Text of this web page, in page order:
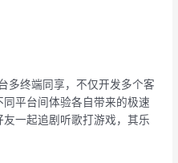
多终端同享，不仅开发多个客
平台间体验各自带来的极速
一起追剧听歌打游戏，其乐